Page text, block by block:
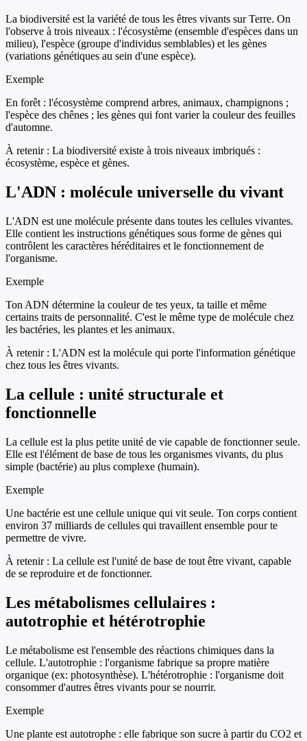
La biodiversité est la variété de tous les êtres vivants sur Terre. On
l'observe à trois niveaux : l'écosystème (ensemble d'espèces dans un
milieu), l'espèce (groupe d'individus semblables) et les gènes
(variations génétiques au sein d'une espèce).
Exemple
En forêt : l'écosystème comprend arbres, animaux, champignons ;
l'espèce des chênes ; les gènes qui font varier la couleur des feuilles
d'automne.
À retenir : La biodiversité existe à trois niveaux imbriqués :
écosystème, espèce et gènes.
L'ADN : molécule universelle du vivant
L'ADN est une molécule présente dans toutes les cellules vivantes.
Elle contient les instructions génétiques sous forme de gènes qui
contrôlent les caractères héréditaires et le fonctionnement de
l'organisme.
Exemple
Ton ADN détermine la couleur de tes yeux, ta taille et même
certains traits de personnalité. C'est le même type de molécule chez
les bactéries, les plantes et les animaux.
À retenir : L'ADN est la molécule qui porte l'information génétique
chez tous les êtres vivants.
La cellule : unité structurale et
fonctionnelle
La cellule est la plus petite unité de vie capable de fonctionner seule.
Elle est l'élément de base de tous les organismes vivants, du plus
simple (bactérie) au plus complexe (humain).
Exemple
Une bactérie est une cellule unique qui vit seule. Ton corps contient
environ 37 milliards de cellules qui travaillent ensemble pour te
permettre de vivre.
À retenir : La cellule est l'unité de base de tout être vivant, capable
de se reproduire et de fonctionner.
Les métabolismes cellulaires :
autotrophie et hétérotrophie
Le métabolisme est l'ensemble des réactions chimiques dans la
cellule. L'autotrophie : l'organisme fabrique sa propre matière
organique (ex: photosynthèse). L'hétérotrophie : l'organisme doit
consommer d'autres êtres vivants pour se nourrir.
Exemple
Une plante est autotrophe : elle fabrique son sucre à partir du CO2 et